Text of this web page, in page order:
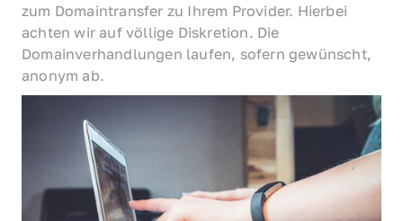
zum Domaintransfer zu Ihrem Provider. Hierbei
achten wir auf völlige Diskretion. Die
Domainverhandlungen laufen, sofern gewünscht,
anonym ab.